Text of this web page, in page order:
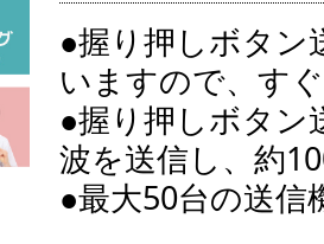
●握り押しボタン
いますので、す
●握り押しボタン
波を送信し、約
●最大50台の送信